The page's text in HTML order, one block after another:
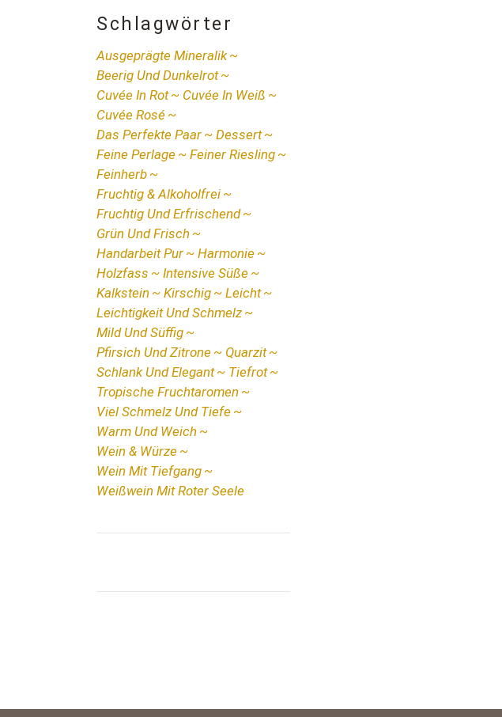
Schlagwörter
Ausgeprägte Mineralik
Beerig Und Dunkelrot
Cuvée In Rot
Cuvée In Weiß
Cuvée Rosé
Das Perfekte Paar
Dessert
Feine Perlage
Feiner Riesling
Feinherb
Fruchtig & Alkoholfrei
Fruchtig Und Erfrischend
Grün Und Frisch
Handarbeit Pur
Harmonie
Holzfass
Intensive Süße
Kalkstein
Kirschig
Leicht
Leichtigkeit Und Schmelz
Mild Und Süffig
Pfirsich Und Zitrone
Quarzit
Schlank Und Elegant
Tiefrot
Tropische Fruchtaromen
Viel Schmelz Und Tiefe
Warm Und Weich
Wein & Würze
Wein Mit Tiefgang
Weißwein Mit Roter Seele